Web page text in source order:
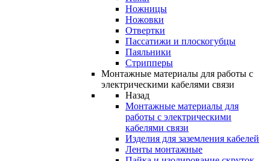
Ножницы
Ножовки
Отвертки
Пассатижи и плоскогубцы
Паяльники
Стрипперы
Монтажные материалы для работы с
электрическими кабелями связи
Назад
Монтажные материалы для
работы с электрическими
кабелями связи
Изделия для заземления кабелей
Ленты монтажные